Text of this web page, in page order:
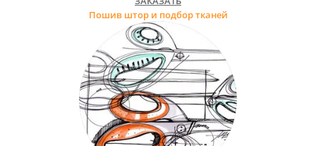
Пошив штор и подбор тканей